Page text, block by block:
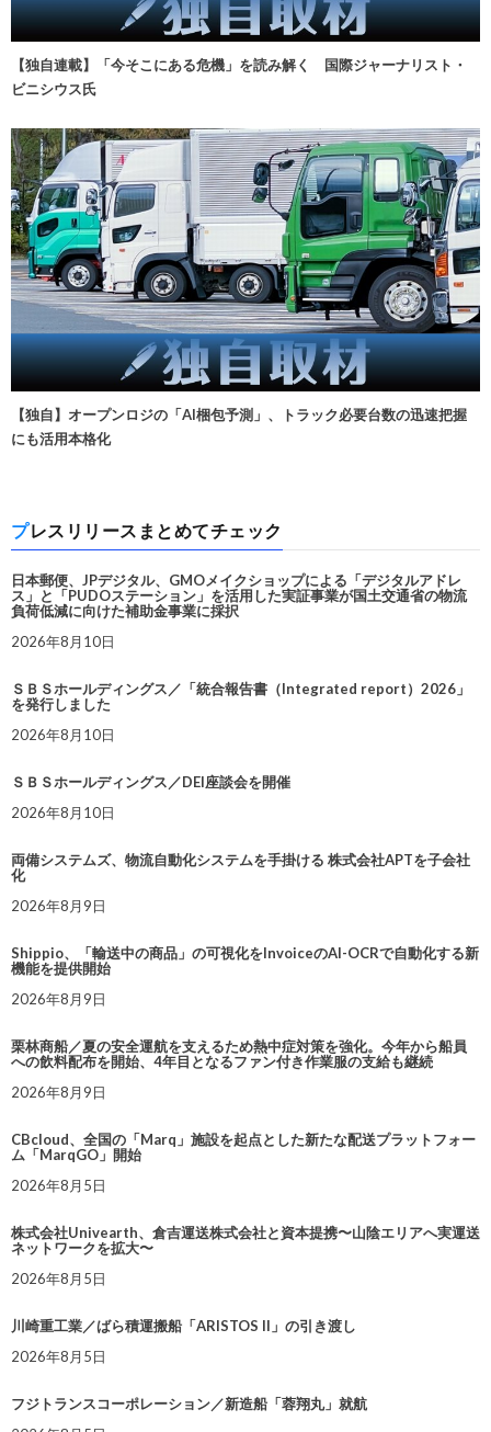
【独自連載】「今そこにある危機」を読み解く 国際ジャーナリスト・
ビニシウス氏
【独自】オープンロジの「AI梱包予測」、トラック必要台数の迅速把握
にも活用本格化
プレスリリースまとめてチェック
日本郵便、JPデジタル、GMOメイクショップによる「デジタルアドレ
ス」と「PUDOステーション」を活用した実証事業が国土交通省の物流
負荷低減に向けた補助金事業に採択
2026年8月10日
ＳＢＳホールディングス／「統合報告書（Integrated report）2026」
を発行しました
2026年8月10日
ＳＢＳホールディングス／DEI座談会を開催
2026年8月10日
両備システムズ、物流自動化システムを手掛ける 株式会社APTを子会社
化
2026年8月9日
Shippio、「輸送中の商品」の可視化をInvoiceのAI-OCRで自動化する新
機能を提供開始
2026年8月9日
栗林商船／夏の安全運航を支えるため熱中症対策を強化。今年から船員
への飲料配布を開始、4年目となるファン付き作業服の支給も継続
2026年8月9日
CBcloud、全国の「Marq」施設を起点とした新たな配送プラットフォー
ム「MarqGO」開始
2026年8月5日
株式会社Univearth、倉吉運送株式会社と資本提携〜山陰エリアへ実運送
ネットワークを拡大〜
2026年8月5日
川崎重工業／ばら積運搬船「ARISTOS II」の引き渡し
2026年8月5日
フジトランスコーポレーション／新造船「蓉翔丸」就航